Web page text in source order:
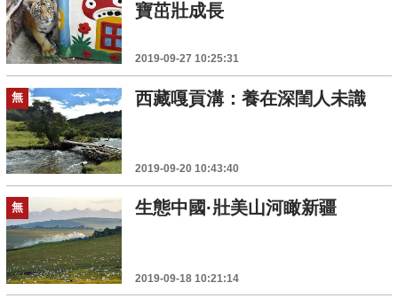
寶茁壯成長
2019-09-27 10:25:31
無 西藏嘎貢溝：養在深閨人未識
2019-09-20 10:43:40
無 生態中國·壯美山河瞰新疆
2019-09-18 10:21:14